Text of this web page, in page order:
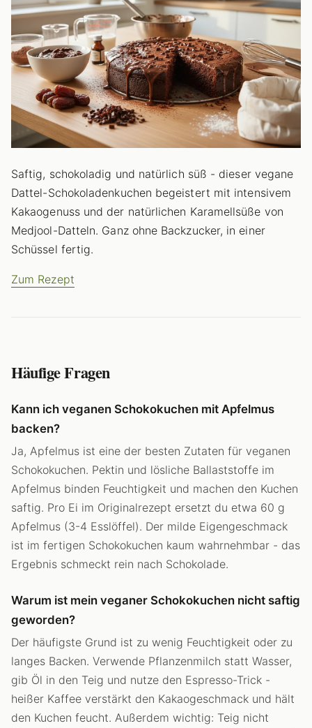
Saftig, schokoladig und natürlich süß - dieser vegane
Dattel-Schokoladenkuchen begeistert mit intensivem
Kakaogenuss und der natürlichen Karamellsüße von
Medjool-Datteln. Ganz ohne Backzucker, in einer
Schüssel fertig.
Zum Rezept
Häufige Fragen
Kann ich veganen Schokokuchen mit Apfelmus
backen?
Ja, Apfelmus ist eine der besten Zutaten für veganen
Schokokuchen. Pektin und lösliche Ballaststoffe im
Apfelmus binden Feuchtigkeit und machen den Kuchen
saftig. Pro Ei im Originalrezept ersetzt du etwa 60 g
Apfelmus (3-4 Esslöffel). Der milde Eigengeschmack
ist im fertigen Schokokuchen kaum wahrnehmbar - das
Ergebnis schmeckt rein nach Schokolade.
Warum ist mein veganer Schokokuchen nicht saftig
geworden?
Der häufigste Grund ist zu wenig Feuchtigkeit oder zu
langes Backen. Verwende Pflanzenmilch statt Wasser,
gib Öl in den Teig und nutze den Espresso-Trick -
heißer Kaffee verstärkt den Kakaogeschmack und hält
den Kuchen feucht. Außerdem wichtig: Teig nicht